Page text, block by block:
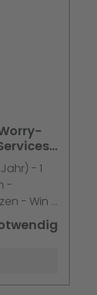
- 1
-
- Win -